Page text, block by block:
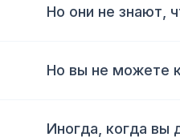
Но они не знают,
Но вы не можете
Иногда, когда вы